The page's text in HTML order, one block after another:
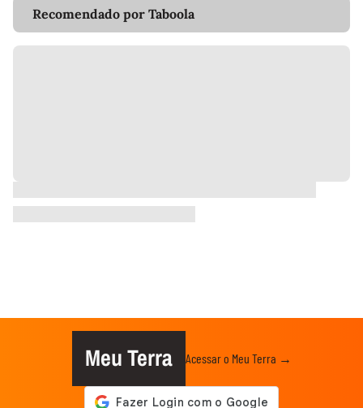
Recomendado por Taboola
Meu Terra Acessar o Meu Terra →